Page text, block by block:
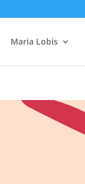
Maria Lobis